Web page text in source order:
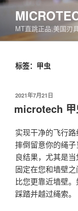
跳
容
MT直跳正品,美国刃
标签：甲虫
发
于
2021年7月21日
microtech 甲
实现干净的飞行
摔倒留意你的绳
良结果，尤其是
固定在您和墙壁
比您更靠近墙壁
踩踏并越过绳索。